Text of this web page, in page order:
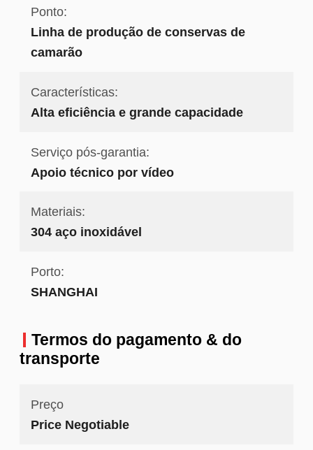
Ponto:
Linha de produção de conservas de
camarão
Características:
Alta eficiência e grande capacidade
Serviço pós-garantia:
Apoio técnico por vídeo
Materiais:
304 aço inoxidável
Porto:
SHANGHAI
Termos do pagamento & do
transporte
Preço
Price Negotiable